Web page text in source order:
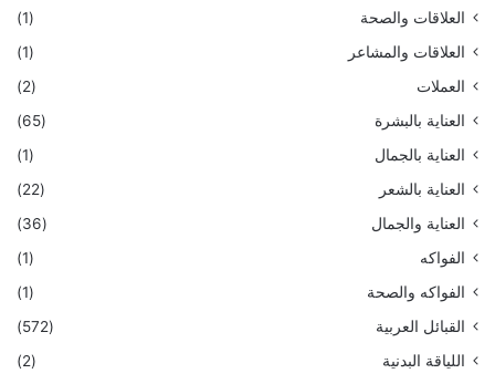
العلاقات والصحة
(1)
العلاقات والمشاعر
(1)
العملات
(2)
العناية بالبشرة
(65)
العناية بالجمال
(1)
العناية بالشعر
(22)
العناية والجمال
(36)
الفواكه
(1)
الفواكه والصحة
(1)
القبائل العربية
(572)
اللياقة البدنية
(2)